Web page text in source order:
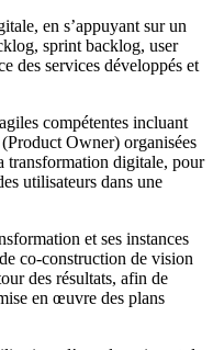
en s’appuyant sur un
sprint backlog, user
des services développés et
compétentes incluant
Owner) organisées
transformation digitale, pour
utilisateurs dans une
et ses instances
co-construction de vision
des résultats, afin de
en œuvre des plans